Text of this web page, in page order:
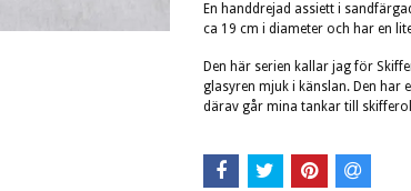
En handdrejad assiett i
ca 19 cm i diameter och har en
Den här serien kallar jag för
glasyren mjuk i känslan. Den har
därav går mina tankar till